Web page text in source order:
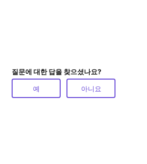
질문에 대한 답을 찾으셨나요?
예 아니요